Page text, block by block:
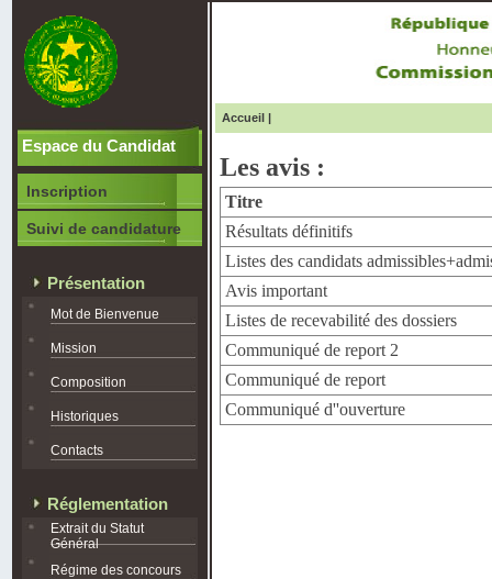
Espace du Candidat
Inscription
Suivi de candidature
Présentation
Mot de Bienvenue
Mission
Composition
Historiques
Contacts
Réglementation
Extrait du Statut
Général
Régime des concours
Accueil|
Les avis :
Titre
Résultats définitifs
Listes des candidats
Avis important
Listes de recevabilité des dossiers
Communiqué de report 2
Communiqué de report
Communiqué d''ouverture